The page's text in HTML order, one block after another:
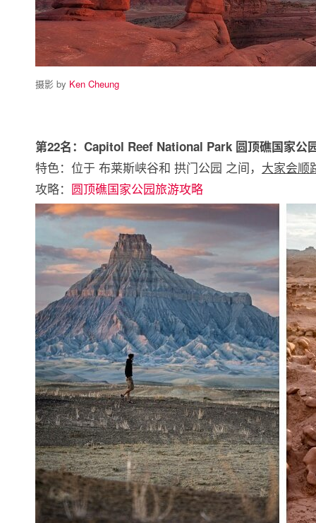
摄影 by Ken Cheung
第22名：Capitol Reef National Park 圆顶礁国家公
特色：位于 布莱斯峡谷和 拱门公园 之间， 大家会顺
攻略： 圆顶礁国家公园旅游攻略